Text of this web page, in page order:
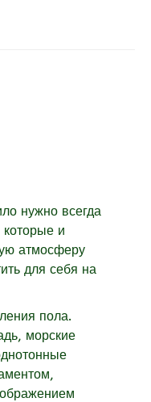
нужно всегда
и
атмосферу
для себя на
пола.
морские